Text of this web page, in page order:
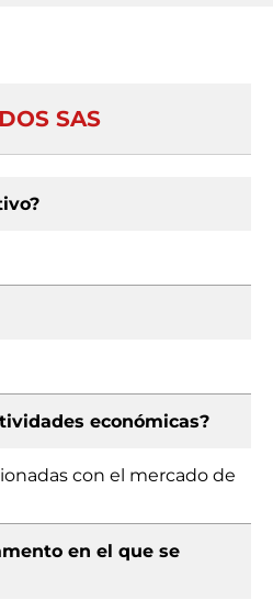
SAS
económicas?
con el mercado de
en el que se